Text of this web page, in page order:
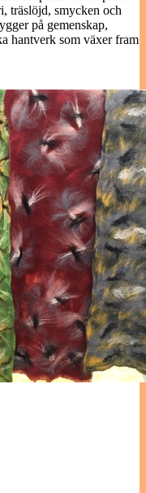
träslöjd, smycken och
på gemenskap,
hantverk som växer fram